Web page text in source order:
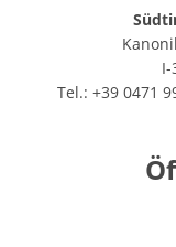
I-
Tel.: +39 0471